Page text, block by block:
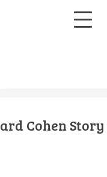
Cohen Story